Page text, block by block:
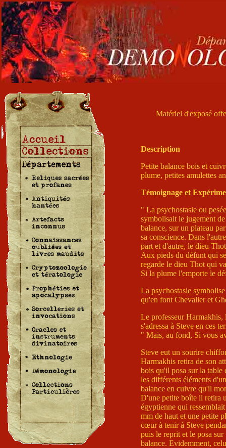
Matériel d'exposé
Description
Petite balance bois et
plume, petites amulettes
Témoignage et
" La psychostasie ou
symbolisait le jugement
balance, sur un plateau
sa conscience. Dans
part et d'autre, le dieu
Aux pieds du défunt qui
regarde le dieu Thot qui
Si la plume l'emporte le
La psychostasie
qu'en font Chevalier et
Le professeur Harmakhis,
s'adressa à Steve en ces
" Mais, au fond, Si vous
Steve eut un sourire
Harmakhis retira de son
bois qu'il posa sur la
les différents éléments
balance en cuivre qu'il
D'une petite boîte il retira
égyptienne qui
mm de haut et une petite
cœur à tenir à Steve
puis le reprit et le posa
balance. Evidemment,